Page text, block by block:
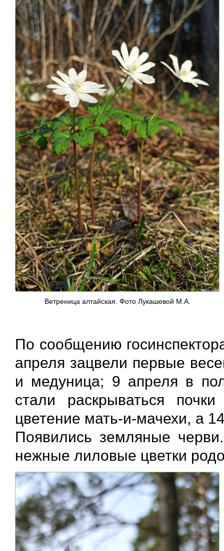
Ветреница алтайская. Фото Лукашевой М.А.
По сообщению
апреля зацвели первые
и медуница; 9 апреля в
стали раскрываться
цветение мать-и-мачехи, а
Появились земляные
нежные лиловые цветки